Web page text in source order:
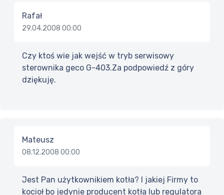
Rafał
29.04.2008 00:00
Czy ktoś wie jak wejść w tryb serwisowy
sterownika geco G-403.Za podpowiedź z góry
dziękuję.
Mateusz
08.12.2008 00:00
Jest Pan użytkownikiem kotła? I jakiej Firmy to
kocioł bo jedynie producent kotła lub regulatora